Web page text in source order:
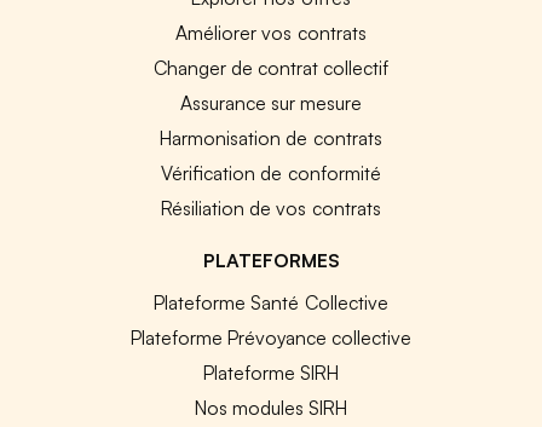
Améliorer vos contrats
Changer de contrat collectif
Assurance sur mesure
Harmonisation de contrats
Vérification de conformité
Résiliation de vos contrats
PLATEFORMES
Plateforme Santé Collective
Plateforme Prévoyance collective
Plateforme SIRH
Nos modules SIRH